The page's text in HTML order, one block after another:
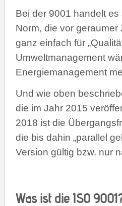
Bei der 9001 handelt
Norm, die vor
ganz einfach für
Umweltmanagement
Energiemanagement
Und wie oben
die im Jahr 2015
2018 ist die
die bis dahin „parallel
Version gültig bzw. nur
Was ist die ISO